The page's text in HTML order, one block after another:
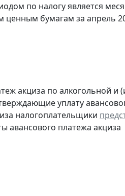
по налогу является
бумагам за апрель
акциза по алкогольной
уплату
налогоплательщики
авансового платежа акциза